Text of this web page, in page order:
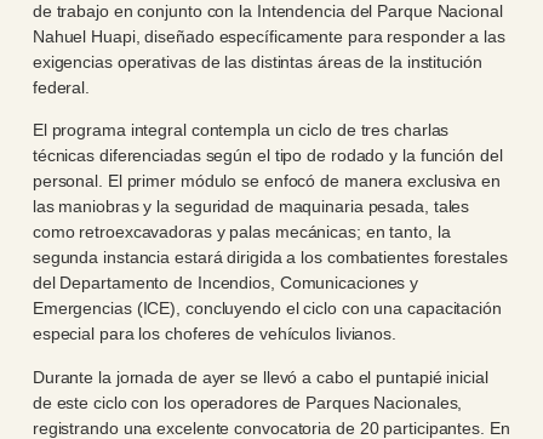
de trabajo en conjunto con la Intendencia del Parque Nacional
Nahuel Huapi, diseñado específicamente para responder a las
exigencias operativas de las distintas áreas de la institución
federal.
El programa integral contempla un ciclo de tres charlas
técnicas diferenciadas según el tipo de rodado y la función del
personal. El primer módulo se enfocó de manera exclusiva en
las maniobras y la seguridad de maquinaria pesada, tales
como retroexcavadoras y palas mecánicas; en tanto, la
segunda instancia estará dirigida a los combatientes forestales
del Departamento de Incendios, Comunicaciones y
Emergencias (ICE), concluyendo el ciclo con una capacitación
especial para los choferes de vehículos livianos.
Durante la jornada de ayer se llevó a cabo el puntapié inicial
de este ciclo con los operadores de Parques Nacionales,
registrando una excelente convocatoria de 20 participantes. En